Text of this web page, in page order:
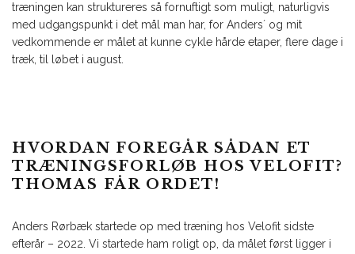
træningen kan struktureres så fornuftigt som muligt, naturligvis
med udgangspunkt i det mål man har, for Anders´ og mit
vedkommende er målet at kunne cykle hårde etaper, flere dage i
træk, til løbet i august.
HVORDAN FOREGÅR SÅDAN ET
TRÆNINGSFORLØB HOS VELOFIT?
THOMAS FÅR ORDET!
Anders Rørbæk startede op med træning hos Velofit sidste
efterår – 2022. Vi startede ham roligt op, da målet først ligger i